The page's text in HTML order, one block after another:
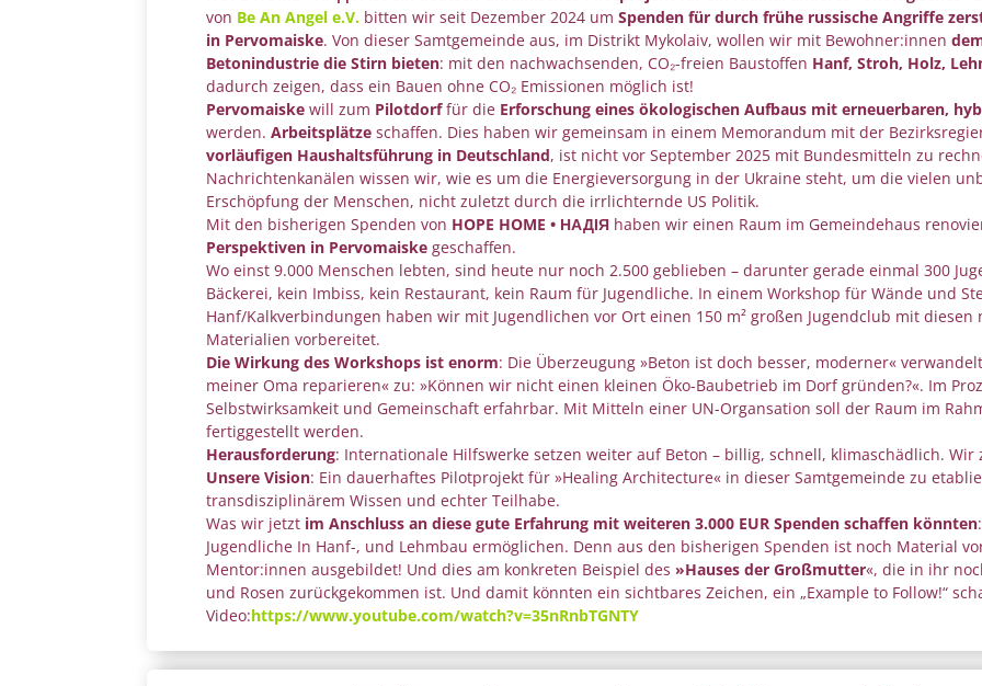
von Be An Angel e.V. bitten wir seit Dezember 2024 umSpenden für durch frühe russische Angriffe
in Pervomaiske. Von dieser Samtgemeinde aus, im Distrikt Mykolaiv, wollen wir mit Bewohner:innen
Betonindustrie die Stirn bieten: mit den nachwachsenden, CO₂-freien Baustoffen Hanf, Stroh, Holz,
dadurch zeigen, dass ein Bauen ohne CO₂ Emissionen möglich ist!
Pervomaiske will zum Pilotdorffür die Erforschung eines ökologischen Aufbaus mit erneuerbaren,
werden.Arbeitsplätze schaffen. Dies haben wir gemeinsam in einem Memorandum mit der
vorläufigen Haushaltsführung in Deutschland, ist nicht vor September 2025 mit Bundesmitteln zu
Nachrichtenkanälen wissen wir, wie es um die Energieversorgung in der Ukraine steht, um die vielen
Erschöpfung der Menschen, nicht zuletzt durch die irrlichternde US Politik.
Mit den bisherigen Spenden von HOPE HOME • НАДІЯ haben wir einen Raum im Gemeindehaus
Perspektiven in Pervomaiske geschaffen.
Wo einst 9.000 Menschen lebten, sind heute nur noch 2.500 geblieben – darunter gerade einmal 300
Bäckerei, kein Imbiss, kein Restaurant, kein Raum für Jugendliche. In einem Workshop für Wände und
Hanf/Kalkverbindungen haben wir mit Jugendlichen vor Ort einen 150 m² großen Jugendclub mit
Materialien vorbereitet.
Die Wirkung des Workshops ist enorm: Die Überzeugung »Beton ist doch besser, moderner«
meiner Oma reparieren« zu: »Können wir nicht einen kleinen Öko-Baubetrieb im Dorf gründen?«. Im
Selbstwirksamkeit und Gemeinschaft erfahrbar. Mit Mitteln einer UN-Organsation soll der Raum im
fertiggestellt werden.
Herausforderung: Internationale Hilfswerke setzen weiter auf Beton – billig, schnell, klimaschädlich.
Unsere Vision: Ein dauerhaftes Pilotprojekt für »Healing Architecture« in dieser Samtgemeinde zu
transdisziplinärem Wissen und echter Teilhabe.
Was wir jetzt im Anschluss an diese gute Erfahrung mit weiteren 3.000 EUR Spenden schaffen könnten
Jugendliche In Hanf-, und Lehmbau ermöglichen. Denn aus den bisherigen Spenden ist noch Material
Mentor:innen ausgebildet! Und dies am konkreten Beispiel des»Hauses der Großmutter«, die in ihr
und Rosen zurückgekommen ist. Und damit könnten ein sichtbares Zeichen, ein „Example to Follow!“
Video:https://www.youtube.com/watch?v=35nRnbTGNTY